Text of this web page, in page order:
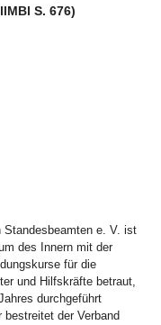
S. 676)
Standesbeamten e. V. ist
des Innern mit der
für die
und Hilfskräfte betraut,
durchgeführt
bestreitet der Verband